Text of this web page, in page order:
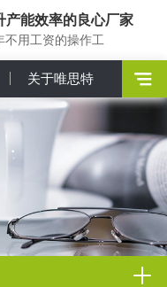
产能效率的良心厂家
不用工资的操作工
关于唯思特